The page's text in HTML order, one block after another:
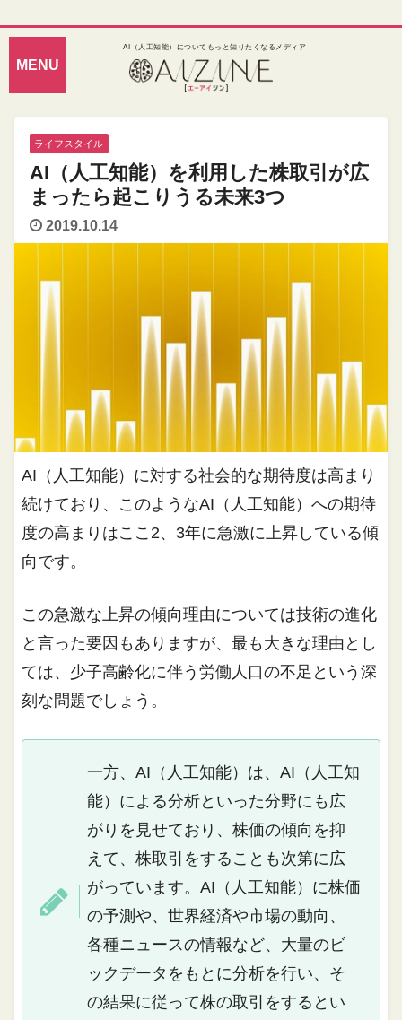
AI（人工知能）についてもっと知りたくなるメディア
ライフスタイル
AI（人工知能）を利用した株取引が広
まったら起こりうる未来3つ
2019.10.14
AI（人工知能）に対する社会的な期待度は高まり
続けており、このようなAI（人工知能）への期待
度の高まりはここ2、3年に急激に上昇している傾
向です。
この急激な上昇の傾向理由については技術の進化
と言った要因もありますが、最も大きな理由とし
ては、少子高齢化に伴う労働人口の不足という深
刻な問題でしょう。
一方、AI（人工知能）は、AI（人工知
能）による分析といった分野にも広
がりを見せており、株価の傾向を抑
えて、株取引をすることも次第に広
がっています。AI（人工知能）に株価
の予測や、世界経済や市場の動向、
各種ニュースの情報など、大量のビ
ックデータをもとに分析を行い、そ
の結果に従って株の取引をするとい